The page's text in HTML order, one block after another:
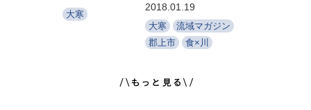
大寒
2018.01.19
大寒
流域マガジン
郡上市
食×川